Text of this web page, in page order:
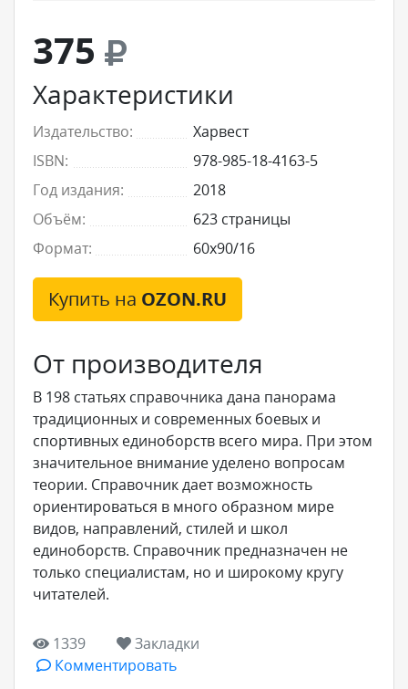
375
Характеристики
Издательство:
Харвест
ISBN:
978-985-18-4163-5
Год издания:
2018
Объём:
623 страницы
Формат:
60x90/16
Купить на OZON.RU
От производителя
В 198 статьях справочника дана панорама
традиционных и современных боевых и
спортивных единоборств всего мира. При этом
значительное внимание уделено вопросам
теории. Справочник дает возможность
ориентироваться в много образном мире
видов, направлений, стилей и школ
единоборств. Справочник предназначен не
только специалистам, но и широкому кругу
читателей.
1339
Закладки
Комментировать